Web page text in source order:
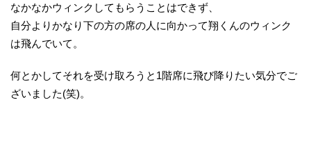
なかなかウィンクしてもらうことはできず、
自分よりかなり下の方の席の人に向かって翔くんのウィンク
は飛んでいて。
何とかしてそれを受け取ろうと1階席に飛び降りたい気分でご
ざいました(笑)。